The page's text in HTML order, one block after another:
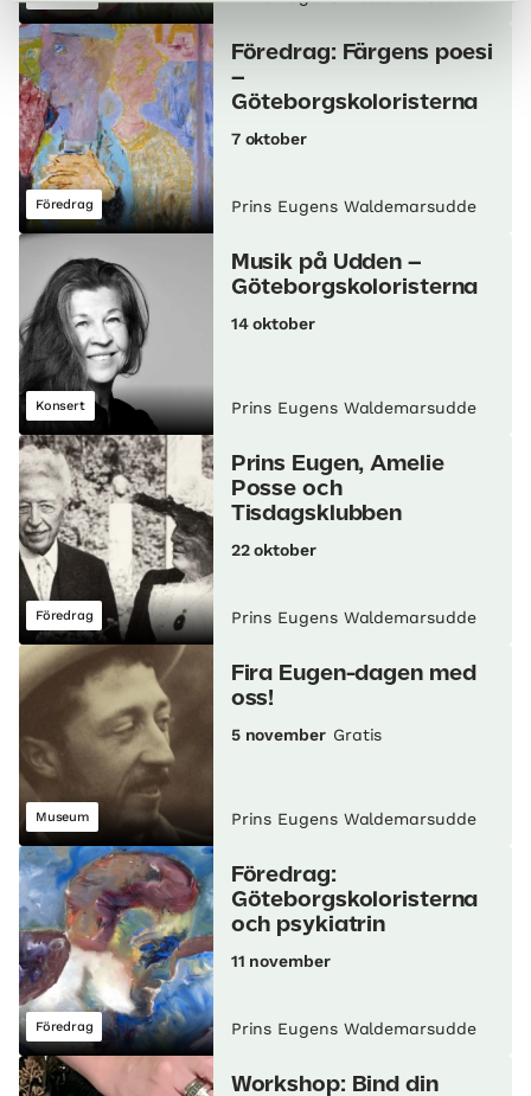
Föredrag
Föredrag: Färgens poesi
–
Göteborgskoloristerna
7 oktober
Prins Eugens Waldemarsudde
Konsert
Musik på Udden –
Göteborgskoloristerna
14 oktober
Prins Eugens Waldemarsudde
Föredrag
Prins Eugen, Amelie
Posse och
Tisdagsklubben
22 oktober
Prins Eugens Waldemarsudde
Museum
Fira Eugen-dagen med
oss!
5 november Gratis
Prins Eugens Waldemarsudde
Föredrag
Föredrag:
Göteborgskoloristerna
och psykiatrin
11 november
Prins Eugens Waldemarsudde
Workshop: Bind din